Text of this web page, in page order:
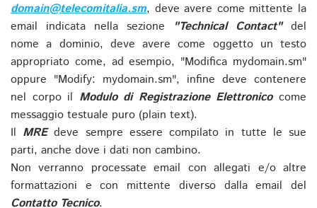
domain@telecomitalia.sm, deve avere come mittente la
email indicata nella sezione
"Technical Contact"del
nome a dominio, deve avere come oggetto un testo
appropriato come, ad esempio, "Modifica mydomain.sm"
oppure "Modify: mydomain.sm", infine deve contenere
nel corpo il Modulo di Registrazione Elettronicocome
messaggio testuale puro (plain text).
Il MREdeve sempre essere compilato in tutte le sue
parti, anche dove i dati non cambino.
Non verranno processate email con allegati e/o altre
formattazioni e con mittente diverso dalla email del
Contatto Tecnico.